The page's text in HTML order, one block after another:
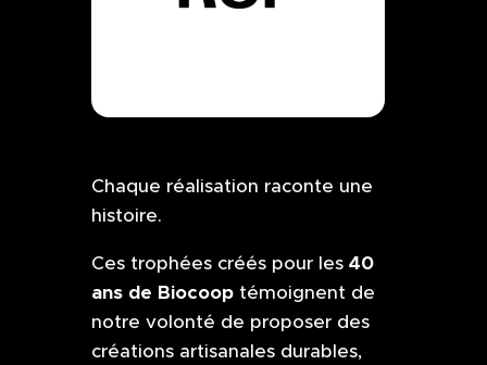
Chaque réalisation raconte une
histoire.
Ces trophées créés pour les 40
ans de Biocoop témoignent de
notre volonté de proposer des
créations artisanales durables,